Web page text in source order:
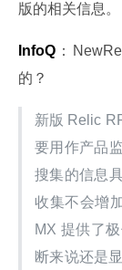
版的相关信息。
InfoQ ：
的？
新版 Relic
要用作产品
搜集的信息
收集不会增
MX 提供了
断来说还是